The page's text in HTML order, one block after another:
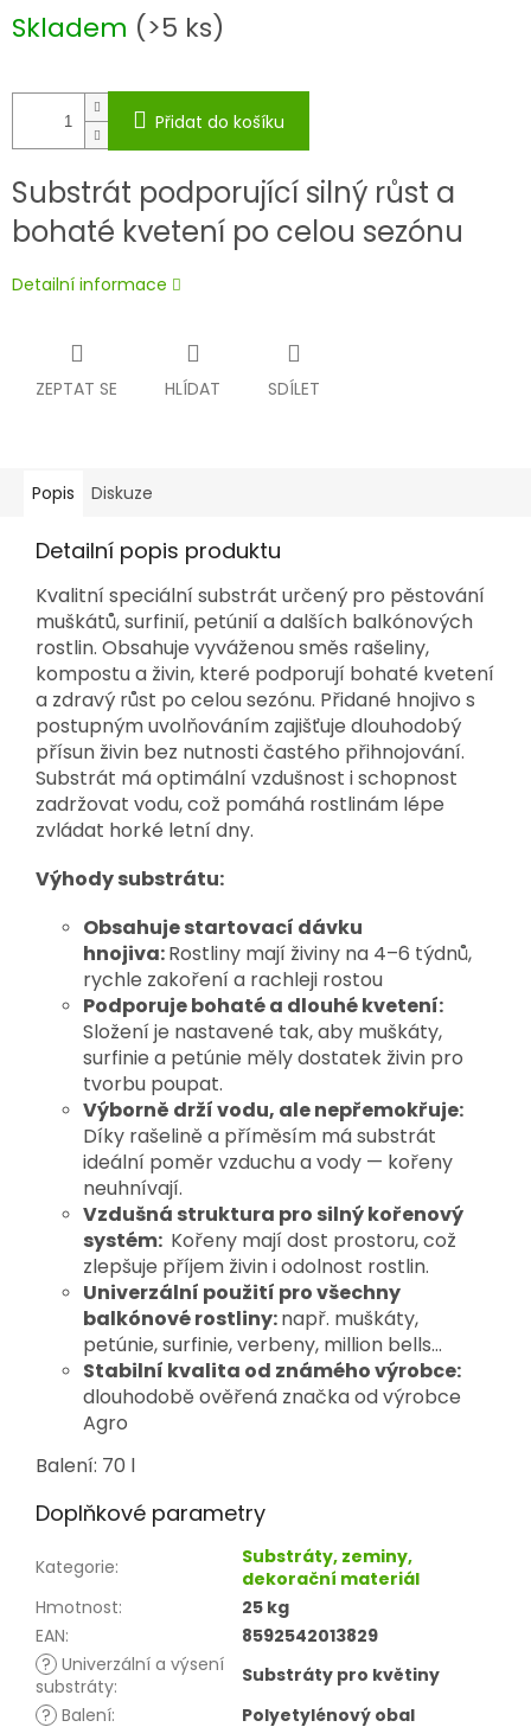
Skladem (>5 ks)
Přidat do košíku
Substrát podporující silný růst a
bohaté kvetení po celou sezónu
Detailní informace
ZEPTAT SE HLÍDAT SDÍLET
Popis Diskuze
Detailní popis produktu
Kvalitní speciální substrát určený pro pěstování
muškátů, surfinií, petúnií a dalších balkónových
rostlin. Obsahuje vyváženou směs rašeliny,
kompostu a živin, které podporují bohaté kvetení
a zdravý růst po celou sezónu. Přidané hnojivo s
postupným uvolňováním zajišťuje dlouhodobý
přísun živin bez nutnosti častého přihnojování.
Substrát má optimální vzdušnost i schopnost
zadržovat vodu, což pomáhá rostlinám lépe
zvládat horké letní dny.
Výhody substrátu:
Obsahuje startovací dávku
hnojiva:Rostliny mají živiny na 4–6 týdnů,
rychle zakoření a rachleji rostou
Podporuje bohaté a dlouhé kvetení:
Složení je nastavené tak, aby muškáty,
surfinie a petúnie měly dostatek živin pro
tvorbu poupat.
Výborně drží vodu, ale nepřemokřuje:
Díky rašelině a příměsím má substrát
ideální poměr vzduchu a vody — kořeny
neuhnívají.
Vzdušná struktura pro silný kořenový
systém: Kořeny mají dost prostoru, což
zlepšuje příjem živin i odolnost rostlin.
Univerzální použití pro všechny
balkónové rostliny:např. muškáty,
petúnie, surfinie, verbeny, million bells…
Stabilní kvalita od známého výrobce:
dlouhodobě ověřená značka od výrobce
Agro
Balení: 70 l
Doplňkové parametry
Kategorie:
Substráty, zeminy,
dekorační materiál
Hmotnost:
25 kg
EAN:
8592542013829
? Univerzální a výsení
substráty:
Substráty pro květiny
? Balení: Polyetylénový obal